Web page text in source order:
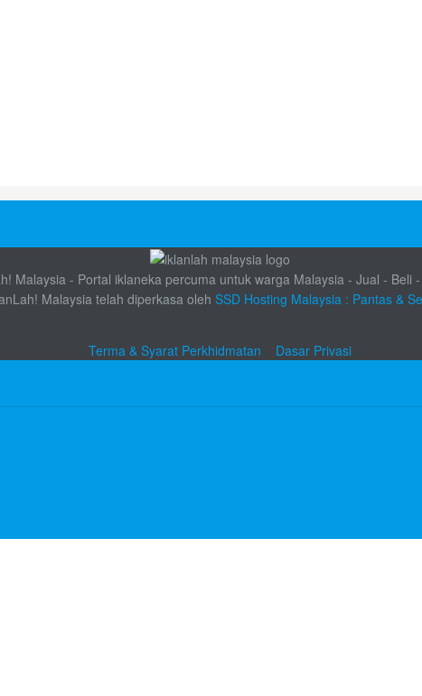
Malaysia - Portal iklaneka percuma untuk warga Malaysia - Jual - Beli
Malaysia telah diperkasa oleh SSD Hosting Malaysia : Pantas &
Terma & Syarat Perkhidmatan Dasar Privasi